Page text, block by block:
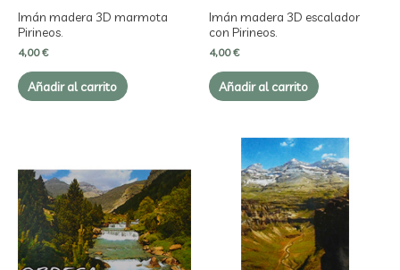
Imán madera 3D marmota
Pirineos.
4,00€
Añadir al carrito
Imán madera 3D escalador
con Pirineos.
4,00€
Añadir al carrito